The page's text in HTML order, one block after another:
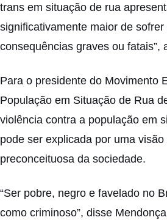
trans em situação de rua
significativamente maior de
consequências graves ou fatais”,
Para o presidente do Movimento
População em Situação de Rua
violência contra a população em
pode ser explicada por uma
preconceituosa da sociedade.
“Ser pobre, negro e favelado no
como criminoso”, disse